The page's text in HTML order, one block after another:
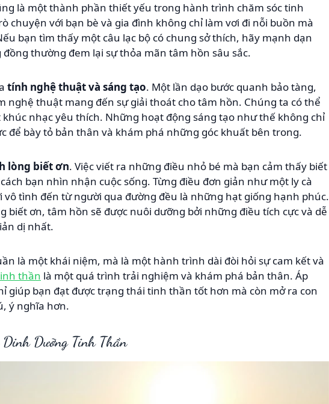
là một thành phần thiết yếu trong hành trình chăm sóc tinh
chuyện với bạn bè và gia đình không chỉ làm vơi đi nỗi buồn mà
bạn tìm thấy một câu lạc bộ có chung sở thích, hãy mạnh dạn
thường đem lại sự thỏa mãn tâm hồn sâu sắc.
tính nghệ thuật và sáng tạo. Một lần dạo bước quanh bảo tàng,
nghệ thuật mang đến sự giải thoát cho tâm hồn. Chúng ta có thể
nhạc yêu thích. Những hoạt động sáng tạo như thế không chỉ
để bày tỏ bản thân và khám phá những góc khuất bên trong.
lòng biết ơn. Việc viết ra những điều nhỏ bé mà bạn cảm thấy biết
bạn nhìn nhận cuộc sống. Từng điều đơn giản như một ly cà
tình đến từ người qua đường đều là những hạt giống hạnh phúc.
ơn, tâm hồn sẽ được nuôi dưỡng bởi những điều tích cực và dễ
dị nhất.
là một khái niệm, mà là một hành trình dài đòi hỏi sự cam kết và
thần là một quá trình trải nghiệm và khám phá bản thân. Áp
giúp bạn đạt được trạng thái tinh thần tốt hơn mà còn mở ra con
ý nghĩa hơn.
Dưỡng Tinh Thần